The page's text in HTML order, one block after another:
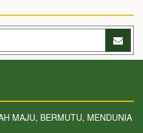
MAJU, BERMUTU, MENDUNIA